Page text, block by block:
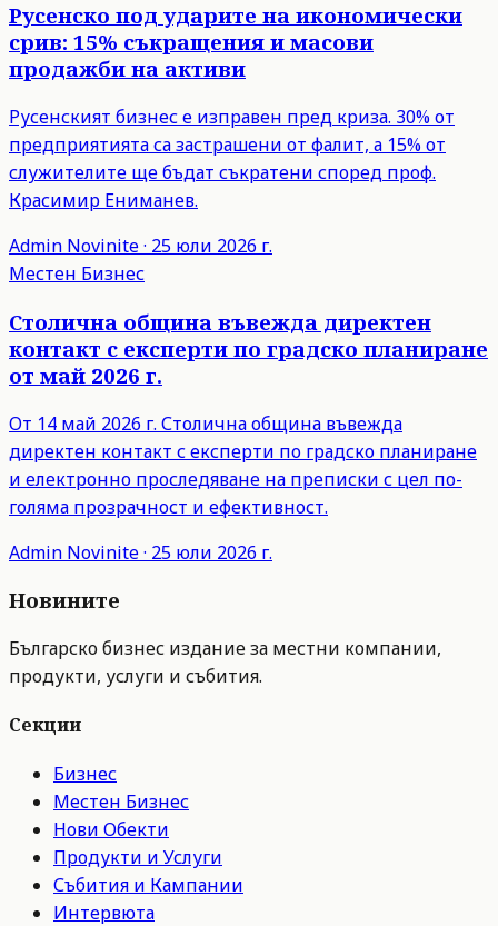
Русенско под ударите на икономически
срив: 15% съкращения и масови
продажби на активи
Русенският бизнес е изправен пред криза. 30% от
предприятията са застрашени от фалит, а 15% от
служителите ще бъдат съкратени според проф.
Красимир Ениманев.
Admin Novinite· 25 юли 2026 г.
Местен Бизнес
Столична община въвежда директен
контакт с експерти по градско планиране
от май 2026 г.
От 14 май 2026 г. Столична община въвежда
директен контакт с експерти по градско планиране
и електронно проследяване на преписки с цел по-
голяма прозрачност и ефективност.
Admin Novinite· 25 юли 2026 г.
Новините
Българско бизнес издание за местни компании,
продукти, услуги и събития.
Секции
Бизнес
Местен Бизнес
Нови Обекти
Продукти и Услуги
Събития и Кампании
Интервюта